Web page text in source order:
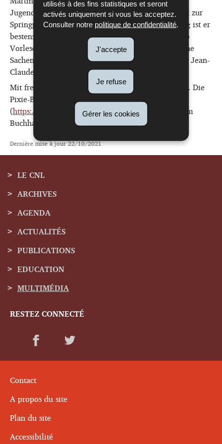
utilisés à des fins statistiques et seront
activés uniquement si vous les acceptez.
Consulter notre politique de confidentialité.
J'accepte
Je refuse
Gérer les cookies
Jugendbuchautorenresidenz Struwwelpippi kommt zur
Springprozession in Echternach inne. In Luxemburg ist er
bestens bekannt; er hat zahlreiche Pixi-Bücher, also
Vorlesebücher geschrieben. Heute liest er aus »Feine
Sachen von Ritter & Drachen«, eine Geschichte von Jean-
Claude & Schleck.
Mit freundlicher Genehmigung des Carlsen Verlags. Die
Pixie-Bücher sind erhältlich beim Verlag
(https://www.carlsen.de/urheber/martin...
) oder im
Buchhandel
https://letzshop.lu/de
Dernière mise à jour22/10/2021
Menu
de
navigation
LE CNL
ARCHIVES
AGENDA
ACTUALITÉS
PUBLICATIONS
EDUCATION
MULTIMÉDIA
RESTEZ CONNECTÉ
Contact
A propos du site
Plan du site
Accessibilité